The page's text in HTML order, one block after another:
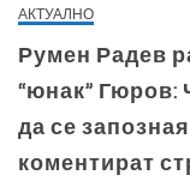
АКТУАЛНО
Румен Радев
“юнак”
да се
коментират